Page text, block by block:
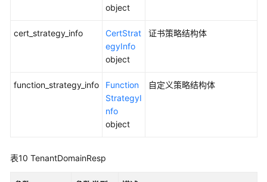
object
cert_strategy_info
CertStrat
egyInfo
object
证书策略结构体
function_strategy_info
Function
StrategyI
nfo
object
自定义策略结构体
表10 TenantDomainResp